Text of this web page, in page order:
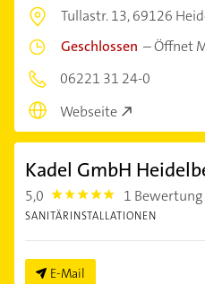
Tullastr. 13,69126
Geschlossen –Öffnet
06221 31 24-0
Webseite
Kadel GmbH
5,0 5.0 1 Bewertung
SANITÄRINSTALLATIONEN
E-Mail